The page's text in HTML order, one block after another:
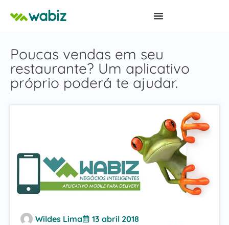
Poucas vendas em seu
restaurante? Um aplicativo
próprio poderá te ajudar.
Wildes Lima
13 abril 2018